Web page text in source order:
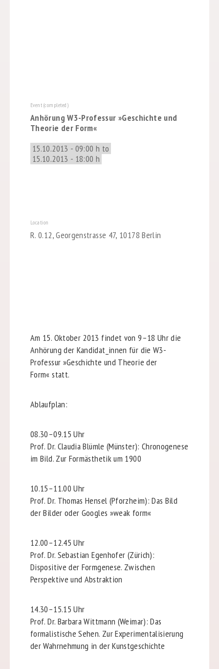
Event (completed)
Anhörung W3-Professur »Geschichte und
Theorie der Form«
15.10.2013 - 09:00 h to
15.10.2013 - 18:00 h
Location
R. 0.12, Georgenstrasse 47, 10178 Berlin
Am 15. Oktober 2013 findet von 9–18 Uhr die
Anhörung der Kandidat_innen für die W3-
Professur »Geschichte und Theorie der
Form« statt.
Ablaufplan:
08.30–09.15 Uhr
Prof. Dr. Claudia Blümle (Münster): Chronogenese
im Bild. Zur Formästhetik um 1900
10.15–11.00 Uhr
Prof. Dr. Thomas Hensel (Pforzheim): Das Bild
der Bilder oder Googles »weak form«
12.00–12.45 Uhr
Prof. Dr. Sebastian Egenhofer (Zürich):
Dispositive der Formgenese. Zwischen
Perspektive und Abstraktion
14.30–15.15 Uhr
Prof. Dr. Barbara Wittmann (Weimar): Das
formalistische Sehen. Zur Experimentalisierung
der Wahrnehmung in der Kunstgeschichte